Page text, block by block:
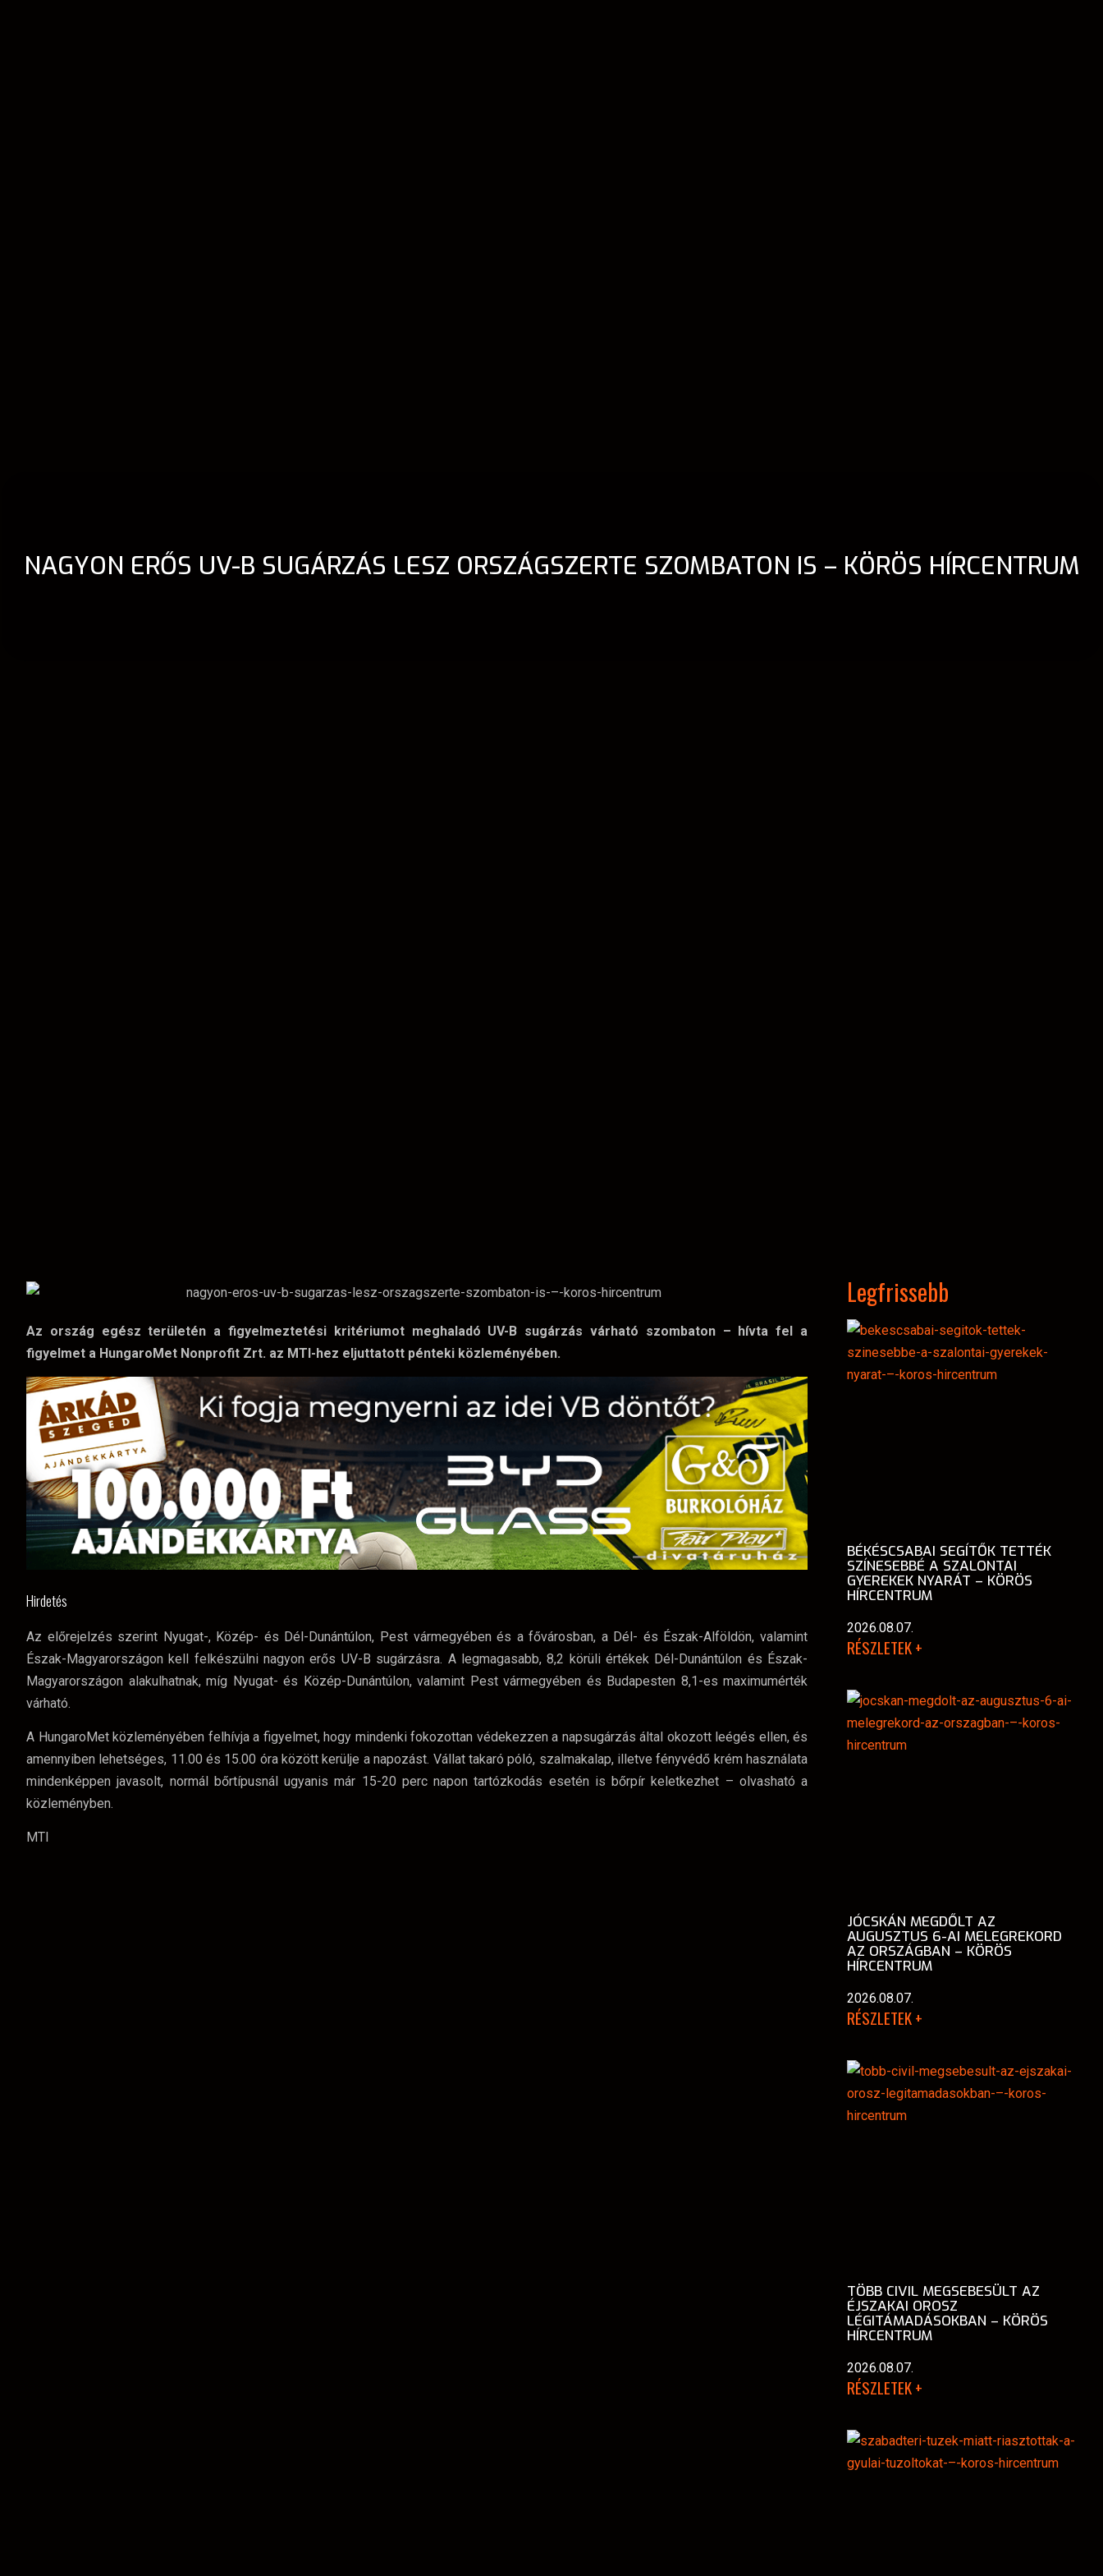
NAGYON ERŐS UV-B SUGÁRZÁS LESZ ORSZÁGSZERTE SZOMBATON IS – KÖRÖS HÍRCENTRUM
Az ország egész területén a figyelmeztetési kritériumot meghaladó UV-B sugárzás várható szombaton – hívta fel a
figyelmet a HungaroMet Nonprofit Zrt. az MTI-hez eljuttatott pénteki közleményében.
Hirdetés
Az előrejelzés szerint Nyugat-, Közép- és Dél-Dunántúlon, Pest vármegyében és a fővárosban, a Dél- és Észak-Alföldön, valamint
Észak-Magyarországon kell felkészülni nagyon erős UV-B sugárzásra. A legmagasabb, 8,2 körüli értékek Dél-Dunántúlon és Észak-
Magyarországon alakulhatnak, míg Nyugat- és Közép-Dunántúlon, valamint Pest vármegyében és Budapesten 8,1-es maximumérték
várható.
A HungaroMet közleményében felhívja a figyelmet, hogy mindenki fokozottan védekezzen a napsugárzás által okozott leégés ellen, és
amennyiben lehetséges, 11.00 és 15.00 óra között kerülje a napozást. Vállat takaró póló, szalmakalap, illetve fényvédő krém használata
mindenképpen javasolt, normál bőrtípusnál ugyanis már 15-20 perc napon tartózkodás esetén is bőrpír keletkezhet – olvasható a
közleményben.
MTI
Legfrissebb
BÉKÉSCSABAI SEGÍTŐK TETTÉK
SZÍNESEBBÉ A SZALONTAI
GYEREKEK NYARÁT – KÖRÖS
HÍRCENTRUM
2026.08.07.
RÉSZLETEK +
JÓCSKÁN MEGDŐLT AZ
AUGUSZTUS 6-AI MELEGREKORD
AZ ORSZÁGBAN – KÖRÖS
HÍRCENTRUM
2026.08.07.
RÉSZLETEK +
TÖBB CIVIL MEGSEBESÜLT AZ
ÉJSZAKAI OROSZ
LÉGITÁMADÁSOKBAN – KÖRÖS
HÍRCENTRUM
2026.08.07.
RÉSZLETEK +